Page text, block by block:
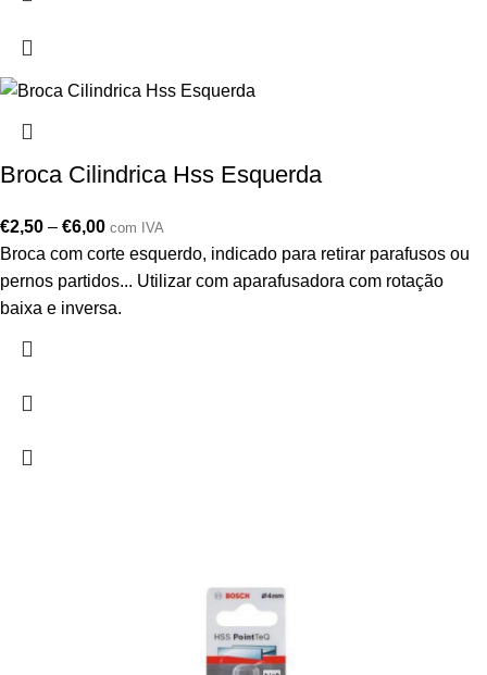
Broca Cilindrica Hss Esquerda
€2,50 – €6,00 com IVA
Broca com corte esquerdo, indicado para retirar parafusos ou
pernos partidos... Utilizar com aparafusadora com rotação
baixa e inversa.